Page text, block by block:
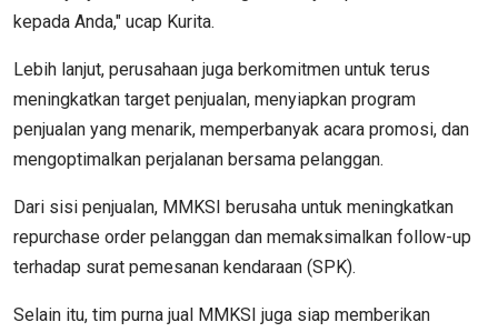
kepada Anda," ucap Kurita.
Lebih lanjut, perusahaan juga berkomitmen untuk terus
meningkatkan target penjualan, menyiapkan program
penjualan yang menarik, memperbanyak acara promosi, dan
mengoptimalkan perjalanan bersama pelanggan.
Dari sisi penjualan, MMKSI berusaha untuk meningkatkan
repurchase order pelanggan dan memaksimalkan follow-up
terhadap surat pemesanan kendaraan (SPK).
Selain itu, tim purna jual MMKSI juga siap memberikan